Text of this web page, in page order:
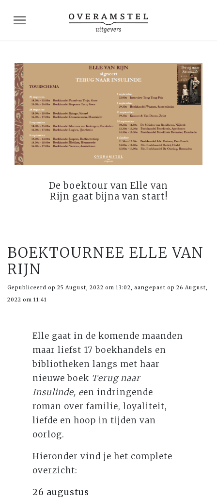
De boektour van Elle van
Rijn gaat bijna van start!
BOEKTOURNEE ELLE VAN
RIJN
Gepubliceerd op 25 August, 2022 om 13:02, aangepast op 26 August,
2022 om 11:41
Elle gaat in de komende maanden
maar liefst 17 boekhandels en
bibliotheken langs met haar
nieuwe boek Terug naar
Insulinde, een indringende
roman over familie, loyaliteit,
liefde en hoop in tijden van
oorlog.
Hieronder vind je het complete
overzicht:
26 augustus